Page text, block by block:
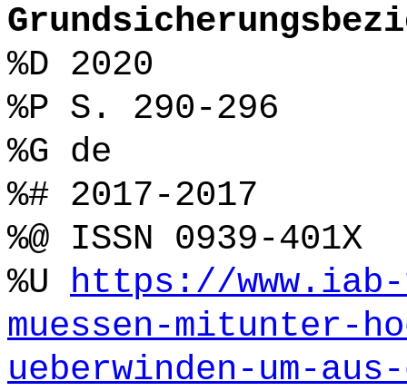
%D 2020
%P S. 290-296
%G de
%# 2017-2017
%@ ISSN 0939-401X
%U https://
muessen-mitunter-
ueberwinden-um-